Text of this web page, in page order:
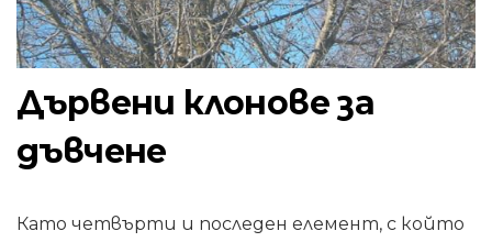
Дървени клонове за
дъвчене
Като четвърти и последен елемент, с който